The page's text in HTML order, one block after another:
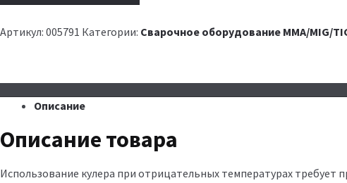
Артикул: 005791 Категории: Сварочное оборудование MMA/MIG/
Описание
Описание товара
Использование кулера при отрицательных температурах